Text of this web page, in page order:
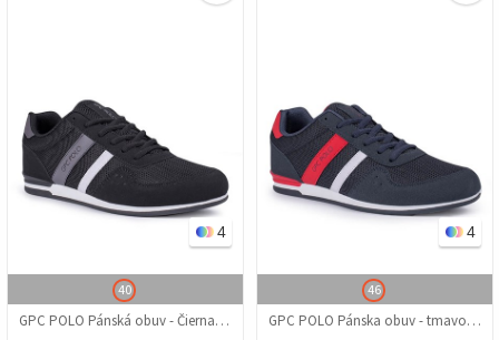
4
40
GPC POLO Pánská obuv - Čierna 20210835256
4
46
GPC POLO Pánska obuv - tmavomodrá 20210835255